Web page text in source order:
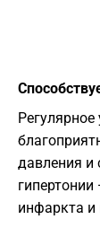
давления и
инфаркта и